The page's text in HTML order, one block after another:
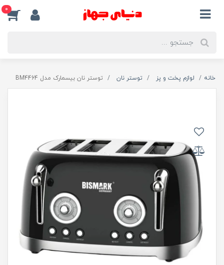
0
خانه لوازم پخت و پز توستر نان توستر نان بیسمارک مدل BM4464